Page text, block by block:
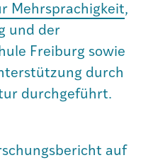
Mehrsprachigkeit,
und der
Freiburg sowie
durch
durchgeführt.
auf